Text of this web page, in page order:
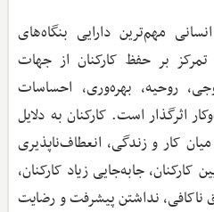
مهم‌ترین دارایی بنگاه‌های
بر حفظ کارکنان از جهات
روحیه، بهره‌وری، احساسات
اثرگذار است. کارکنان به دلایل
کار و زندگی، انعطاف‌نا‌پذیری
جابه‌جایی زیاد کارکنان،
نداشتن پیشرفت و رضایت